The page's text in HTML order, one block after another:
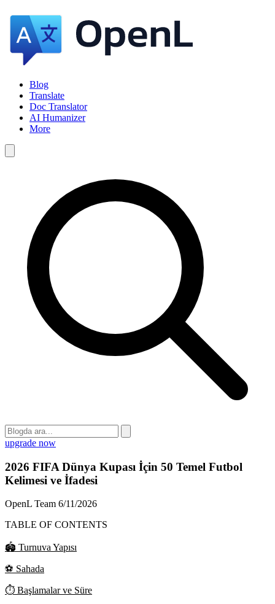
Blog
Translate
Doc Translator
AI Humanizer
More
upgrade now
2026 FIFA Dünya Kupası İçin 50 Temel Futbol
Kelimesi ve İfadesi
OpenL Team 6/11/2026
TABLE OF CONTENTS
🏟️ Turnuva Yapısı
⚽ Sahada
⏱️ Başlamalar ve Süre